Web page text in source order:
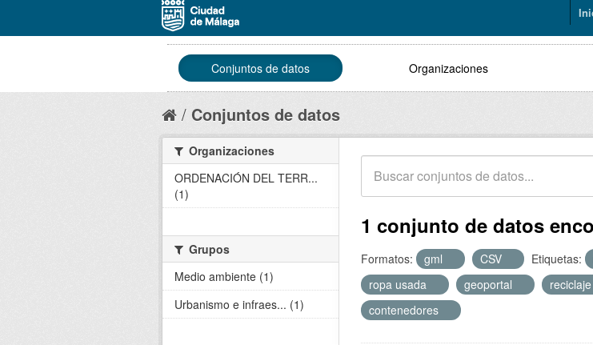
Conjuntos de datos Organizaciones
Conjuntos de datos
1 conjunto de datos
Formatos: gml CSV Etiquetas:
ropa usada
geoportal
reciclaje
contenedores
Organizaciones
ORDENACIÓN DEL TERR...
(1)
Grupos
Medio ambiente (1)
Urbanismo e infraes... (1)